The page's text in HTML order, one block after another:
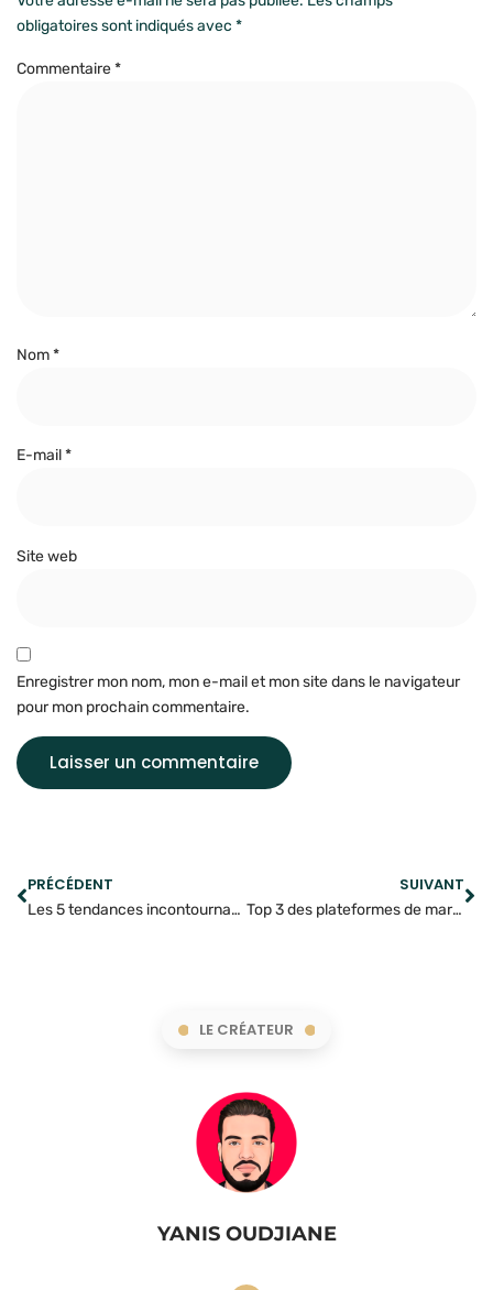
obligatoires sont indiqués avec *
Commentaire*
Nom*
E-mail*
Site web
Enregistrer mon nom, mon e-mail et mon site dans le navigateur
pour mon prochain commentaire.
PRÉCÉDENT
Les 5 tendances incontournables de l’acquisition digitale en 2025
SUIVANT
Top 3 des plateformes de marketing d’influence 2025
LE CRÉATEUR
YANIS OUDJIANE